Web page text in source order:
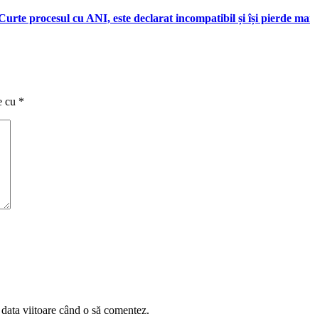
procesul cu ANI, este declarat incompatibil și își pierde
cu *
viitoare când o să comentez.